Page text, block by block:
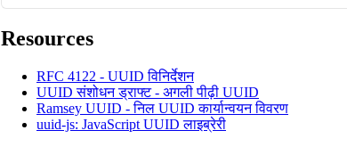
Resources
RFC 4122 - UUID विनिर्देशन
UUID संशोधन ड्राफ्ट - अगली पीढ़ी UUID
Ramsey UUID - निल UUID कार्यान्वयन विवरण
uuid-js: JavaScript UUID लाइब्रेरी